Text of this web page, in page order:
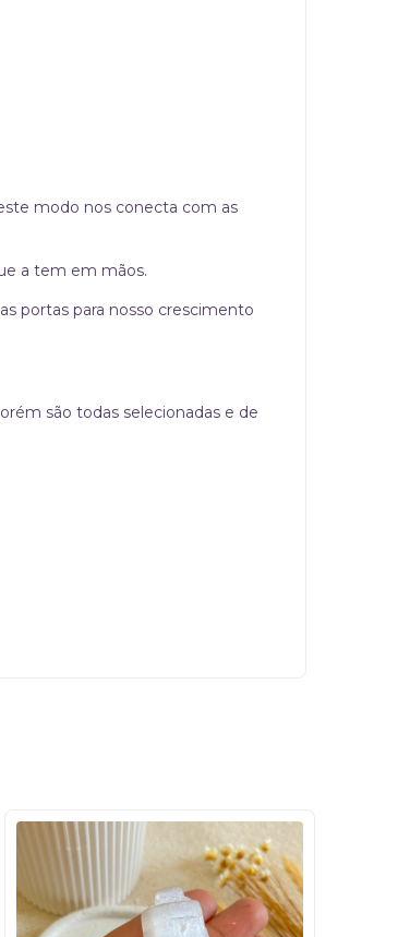
modo nos conecta com as
a tem em mãos.
portas para nosso crescimento
são todas selecionadas e de